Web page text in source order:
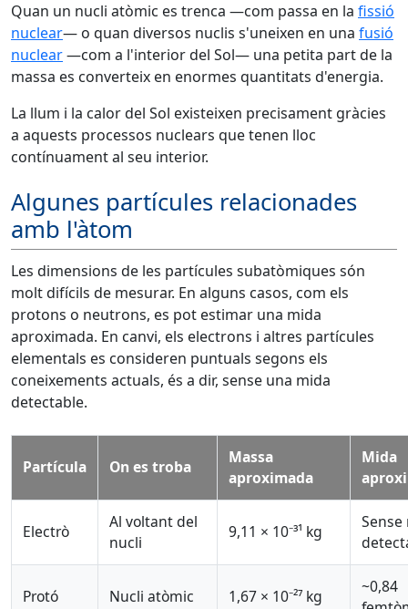
Quan un nucli atòmic es trenca —com passa en la fissió
nuclear— o quan diversos nuclis s'uneixen en una fusió
nuclear—com a l'interior del Sol— una petita part de la
massa es converteix en enormes quantitats d'energia.
La llum i la calor del Sol existeixen precisament gràcies
a aquests processos nuclears que tenen lloc
contínuament al seu interior.
Algunes partícules relacionades
amb l'àtom
Les dimensions de les partícules subatòmiques són
molt difícils de mesurar. En alguns casos, com els
protons o neutrons, es pot estimar una mida
aproximada. En canvi, els electrons i altres partícules
elementals es consideren puntuals segons els
coneixements actuals, és a dir, sense una mida
detectable.
Partícula On es troba
Massa
aproximada
Mida
Electrò
Al voltant del
nucli
9,11 × 10⁻³¹ kg
Protó Nucli atòmic 1,67 × 10⁻²⁷ kg
~0,84